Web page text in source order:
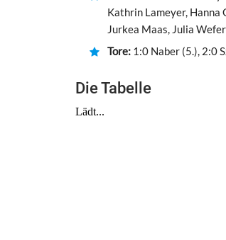
Kathrin Lameyer, Hanna
Jurkea Maas, Julia Wefer
Tore: 1:0 Naber (5.), 2:0
Die Tabelle